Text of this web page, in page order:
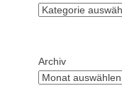
Archiv